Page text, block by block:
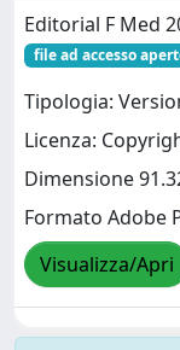
Editorial F Med
file ad accesso
Tipologia:
Licenza:
Dimensione
Formato Adobe
Visualizza/Apri